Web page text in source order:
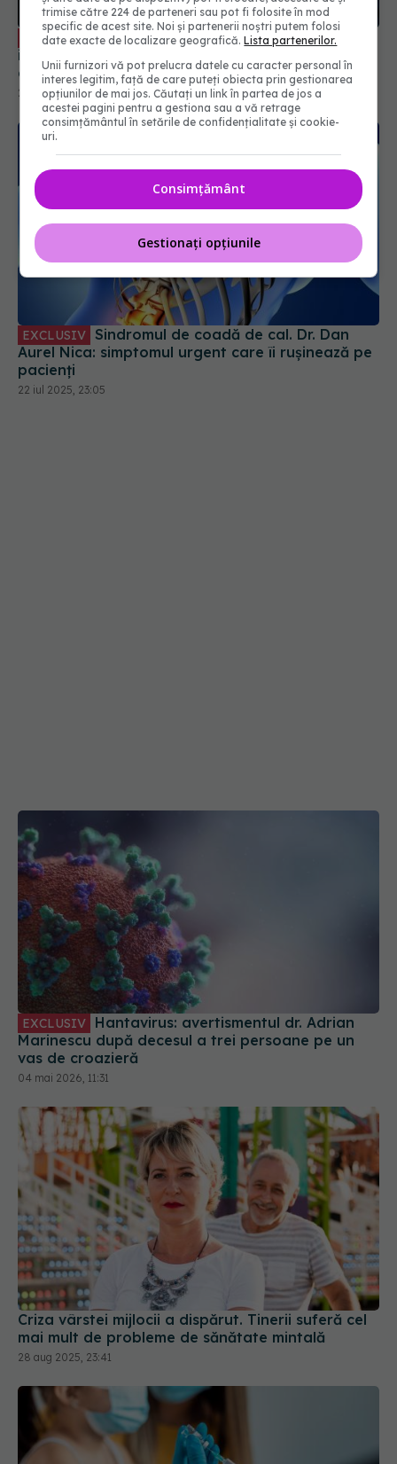
EXCLUSIV Semnul banal dat de cârcei. Nu-i mai
ignora! Atenție la picioarele reci, furnicături,
durere când mergi
21 iun 2025, 11:20
EXCLUSIV
Aurel Nica: simptomul urgent care îi rușinează pe
pacienți
22 iul 2025, 23:05
EXCLUSIV
Marinescu după decesul a trei persoane pe un
vas de croazieră
04 mai 2026, 11:31
Criza vârstei mijlocii a dispărut. Tinerii suferă cel
mai mult de probleme de sănătate mintală
28 aug 2025, 23:41
trimise către 224 de parteneri sau pot fi folosite în mod
specific de acest site. Noi și partenerii noștri putem folosi
date exacte de localizare geografică.Lista partenerilor.
Unii furnizori vă pot prelucra datele cu caracter personal în
interes legitim, față de care puteți obiecta prin gestionarea
opțiunilor de mai jos. Căutați un link în partea de jos a
acestei pagini pentru a gestiona sau a vă retrage
consimțământul în setările de confidențialitate și cookie-
uri.
Consimțământ
Gestionați opțiunile